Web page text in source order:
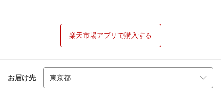
楽天市場アプリで購入する
お届け先